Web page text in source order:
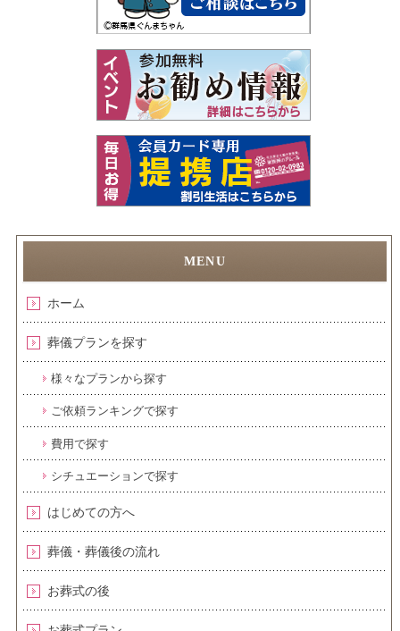
ホーム
葬儀プランを探す
様々なプランから探す
ご依頼ランキングで探す
費用で探す
シチュエーションで探す
はじめての方へ
葬儀・葬儀後の流れ
お葬式の後